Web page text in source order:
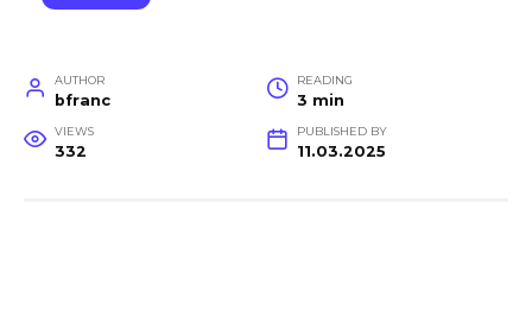
AUTHOR
bfranc
READING
3 min
VIEWS
332
PUBLISHED BY
11.03.2025